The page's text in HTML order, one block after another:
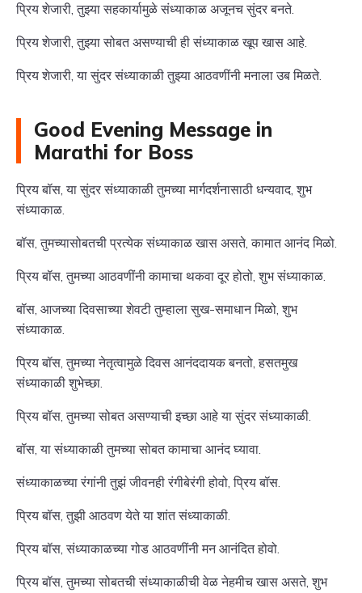
प्रिय शेजारी, तुझ्या सहकार्यामुळे संध्याकाळ अजूनच सुंदर बनते.
प्रिय शेजारी, तुझ्या सोबत असण्याची ही संध्याकाळ खूप खास आहे.
प्रिय शेजारी, या सुंदर संध्याकाळी तुझ्या आठवणींनी मनाला उब मिळते.
Good Evening Message in
Marathi for Boss
प्रिय बॉस, या सुंदर संध्याकाळी तुमच्या मार्गदर्शनासाठी धन्यवाद, शुभ
संध्याकाळ.
बॉस, तुमच्यासोबतची प्रत्येक संध्याकाळ खास असते, कामात आनंद मिळो.
प्रिय बॉस, तुमच्या आठवणींनी कामाचा थकवा दूर होतो, शुभ संध्याकाळ.
बॉस, आजच्या दिवसाच्या शेवटी तुम्हाला सुख-समाधान मिळो, शुभ
संध्याकाळ.
प्रिय बॉस, तुमच्या नेतृत्वामुळे दिवस आनंददायक बनतो, हसतमुख
संध्याकाळी शुभेच्छा.
प्रिय बॉस, तुमच्या सोबत असण्याची इच्छा आहे या सुंदर संध्याकाळी.
बॉस, या संध्याकाळी तुमच्या सोबत कामाचा आनंद घ्यावा.
संध्याकाळच्या रंगांनी तुझं जीवनही रंगीबेरंगी होवो, प्रिय बॉस.
प्रिय बॉस, तुझी आठवण येते या शांत संध्याकाळी.
प्रिय बॉस, संध्याकाळच्या गोड आठवणींनी मन आनंदित होवो.
प्रिय बॉस, तुमच्या सोबतची संध्याकाळीची वेळ नेहमीच खास असते, शुभ